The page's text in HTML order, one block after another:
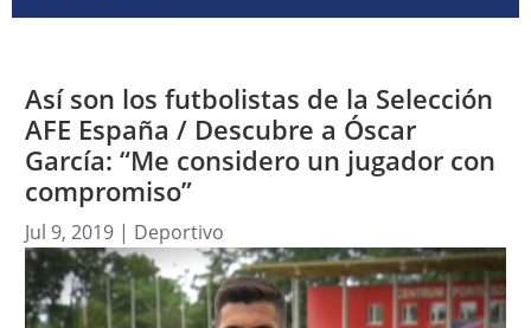
Así son los futbolistas de la Selección
AFE España / Descubre a Óscar
García: “Me considero un jugador con
compromiso”
Jul 9, 2019| Deportivo